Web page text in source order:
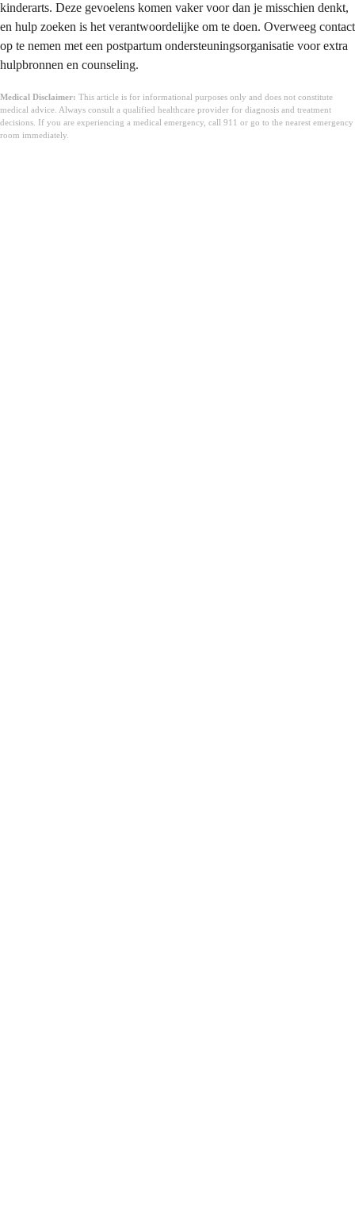
kinderarts. Deze gevoelens komen vaker voor dan je misschien denkt,
en hulp zoeken is het verantwoordelijke om te doen. Overweeg contact
op te nemen met een postpartum ondersteuningsorganisatie voor extra
hulpbronnen en counseling.
Medical Disclaimer: This article is for informational purposes only and does not constitute
medical advice. Always consult a qualified healthcare provider for diagnosis and treatment
decisions. If you are experiencing a medical emergency, call 911 or go to the nearest emergency
room immediately.